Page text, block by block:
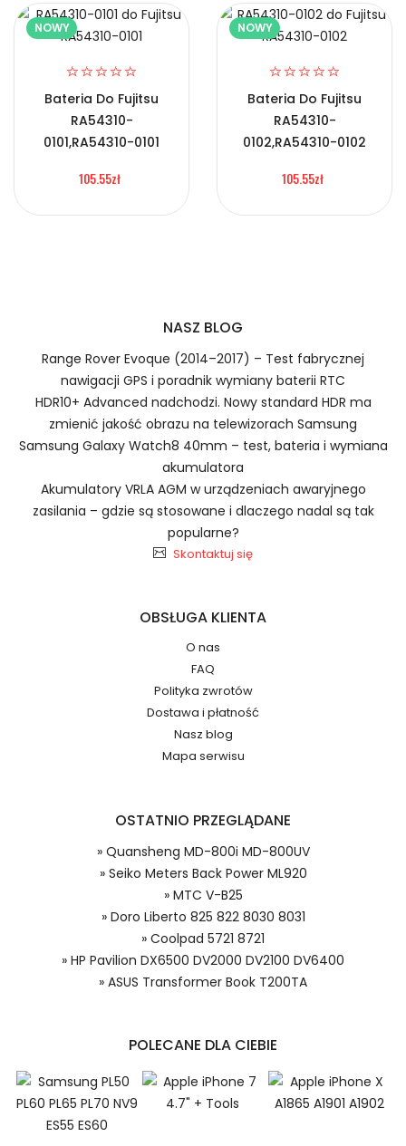
Certyfikaty bezpieczeństwa i zgodności
Bateria Doro ER6K
Szybka dostawa
Baterie do Smartfonów i
Telefonów Doro ER6K
Dzięki ochronie kupujących w
systemie PayPal możesz odzyskać
całkowitą wartość zakupu, jeśli
zakupiony przedmiot do Ciebie nie
dotrze lub będzie się znacznie różnić
Niezależnie od tego, czy kupujesz w
kraju, czy za granicą, nie pobieramy od
Ciebie żadnych opłat transakcyjnych*.
Niewielką opłatę uiszcza jedynie
sprzedawca.
2.Numer produktu baterii
Numer produktu ładowarki
1.Model urządzenia
2.Numer produktu baterii
Numer produktu baterii
1.Model urządzenia
Jak przedłużyć żywotność Baterie do
Smartfonów i Telefonów Doro Liberto 825 822
Doro ER6K bateria, ER6K Baterie do
NOWY
Bateria Do Fujitsu
RA54310-
0101,RA54310-0101
105.55zł
NOWY
Bateria Do Fujitsu
RA54310-
0102,RA54310-0102
105.55zł
NASZ BLOG
Range Rover Evoque (2014–2017) – Test fabrycznej
nawigacji GPS i poradnik wymiany baterii RTC
HDR10+ Advanced nadchodzi. Nowy standard HDR ma
zmienić jakość obrazu na telewizorach Samsung
Samsung Galaxy Watch8 40mm – test, bateria i wymiana
akumulatora
Akumulatory VRLA AGM w urządzeniach awaryjnego
zasilania – gdzie są stosowane i dlaczego nadal są tak
popularne?
Skontaktuj się
OBSŁUGA KLIENTA
O nas
FAQ
Polityka zwrotów
Dostawa i płatność
Nasz blog
Mapa serwisu
OSTATNIO PRZEGLĄDANE
» Quansheng MD-800i MD-800UV
» Seiko Meters Back Power ML920
» MTC V-B25
» Doro Liberto 825 822 8030 8031
» Coolpad 5721 8721
» HP Pavilion DX6500 DV2000 DV2100 DV6400
» ASUS Transformer Book T200TA
POLECANE DLA CIEBIE